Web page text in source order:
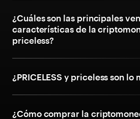
¿Cuáles son las principales
características de la
priceless?
¿PRICELESS y priceless son lo
¿Cómo comprar la